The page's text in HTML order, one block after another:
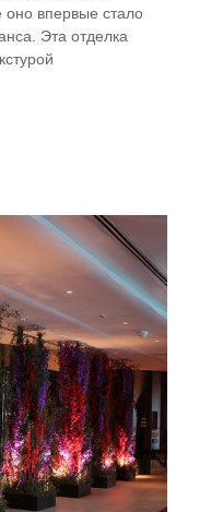
оно впервые стало
Эта отделка